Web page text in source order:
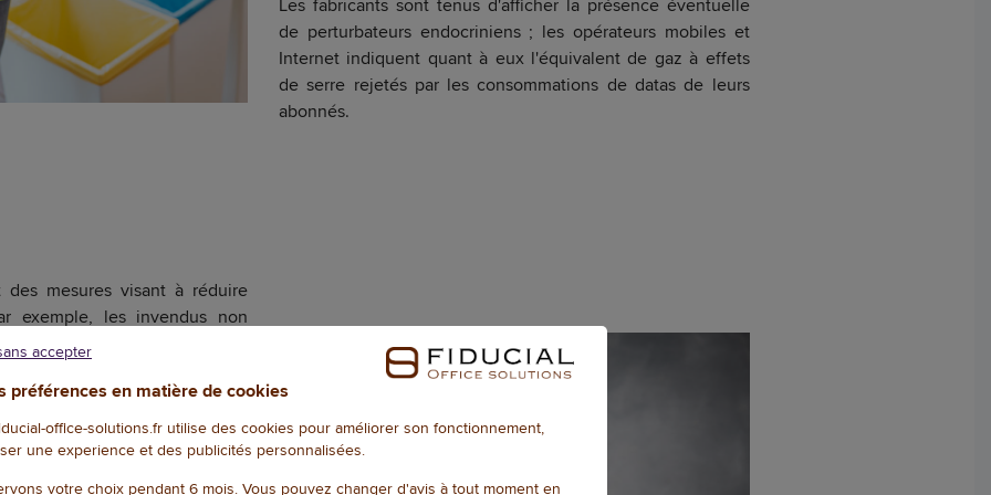
de perturbateurs endocriniens ; les opérateurs mobiles et
Internet indiquent quant à eux l'équivalent de gaz à effets
de serre rejetés par les consommations de datas de leurs
abonnés.
mesures visant à réduire
exemple, les invendus non
être jetés ou détruits : les
ou les donner à une œuvre
?En accord avec les
la loi AGEC impose aux
par rapport à 2015 d'ici à
préférences en matière de cookies
office-solutions.fr utilise des cookies pour améliorer son fonctionnement,
une experience et des publicités personnalisées.
votre choix pendant 6 mois. Vous pouvez changer d'avis à tout moment en
accepter